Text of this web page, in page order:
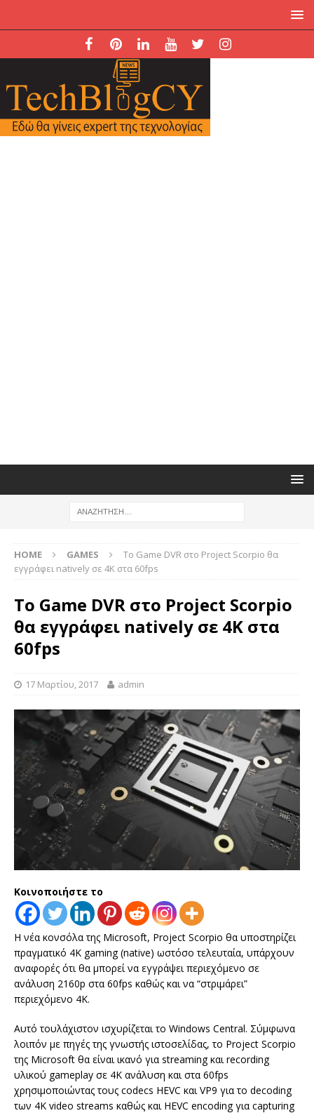
HOME GAMES
To Game DVR στο Project Scorpio θα
εγγράφει natively σε 4K στα 60fps
To Game DVR στο Project Scorpio
θα εγγράφει natively σε 4K στα
60fps
17 Μαρτίου, 2017 admin
Κοινοποιήστε το
Η νέα κονσόλα της Microsoft, Project Scorpio θα υποστηρίζει
πραγματικό 4K gaming (native) ωστόσο τελευταία, υπάρχουν
αναφορές ότι θα μπορεί να εγγράψει περιεχόμενο σε
ανάλυση 2160p στα 60fps καθώς και να “στριμάρει”
περιεχόμενο 4K.
Αυτό τουλάχιστον ισχυρίζεται το Windows Central. Σύμφωνα
λοιπόν με πηγές της γνωστής ιστοσελίδας, το Project Scorpio
της Microsoft θα είναι ικανό για streaming και recording
υλικού gameplay σε 4K ανάλυση και στα 60fps
χρησιμοποιώντας τους codecs HEVC και VP9 για το decoding
των 4K video streams καθώς και HEVC encoding για capturing